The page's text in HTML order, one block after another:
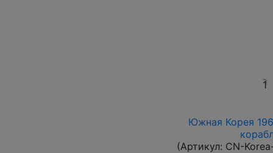
1
Южная Корея
(Артикул: CN-